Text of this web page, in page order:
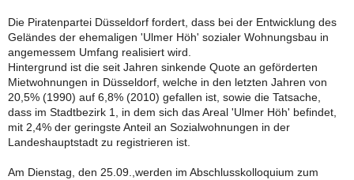
Die Piratenpartei Düsseldorf fordert, dass bei der Entwicklung des
Geländes der ehemaligen 'Ulmer Höh' sozialer Wohnungsbau in
angemessem Umfang realisiert wird.
Hintergrund ist die seit Jahren sinkende Quote an geförderten
Mietwohnungen in Düsseldorf, welche in den letzten Jahren von
20,5% (1990) auf 6,8% (2010) gefallen ist, sowie die Tatsache,
dass im Stadtbezirk 1, in dem sich das Areal 'Ulmer Höh' befindet,
mit 2,4% der geringste Anteil an Sozialwohnungen in der
Landeshauptstadt zu registrieren ist.
Am Dienstag, den 25.09.,werden im Abschlusskolloquium zum